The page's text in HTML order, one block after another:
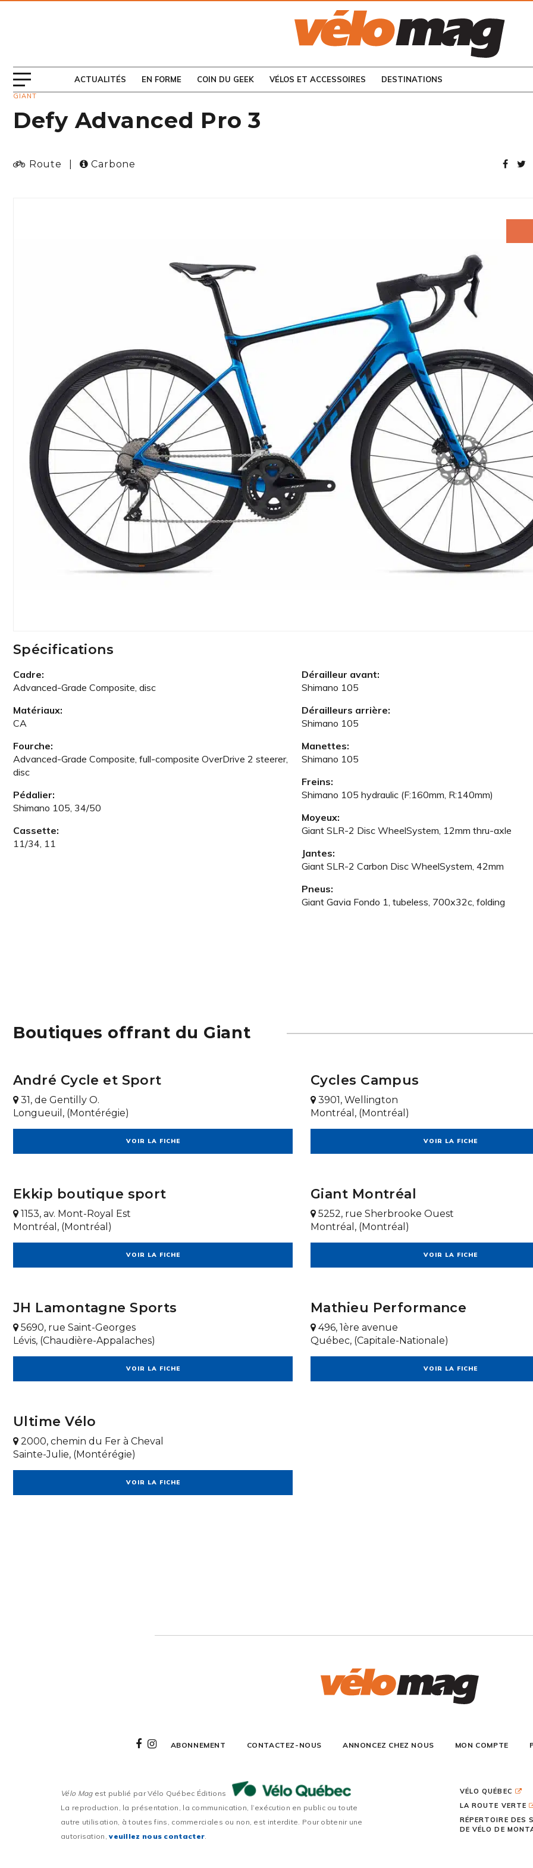
ACTUALITÉS EN FORME COIN DU GEEK VÉLOS ET ACCESSOIRES DESTINATIONS
CONSULTEZ LES
GIANT
Defy Advanced Pro 3
Route Carbone
Spécifications
Cadre:
Advanced-Grade Composite, disc
Matériaux:
CA
Fourche:
Advanced-Grade Composite, full-composite OverDrive 2 steerer,
disc
Pédalier:
Shimano 105, 34/50
Cassette:
11/34, 11
Dérailleur avant:
Shimano 105
Dérailleurs arrière:
Shimano 105
Manettes:
Shimano 105
Freins:
Shimano 105 hydraulic (F:160mm, R:140mm)
Moyeux:
Giant SLR-2 Disc WheelSystem, 12mm thru-axle
Jantes:
Giant SLR-2 Carbon Disc WheelSystem, 42mm
Pneus:
Giant Gavia Fondo 1, tubeless, 700x32c, folding
Boutiques offrant du Giant
André Cycle et Sport
31, de Gentilly O.
Longueuil, (Montérégie)
VOIR LA FICHE
Cycles Campus
3901, Wellington
Montréal, (Montréal)
VOIR LA FICHE
Ekkip boutique sport
1153, av. Mont-Royal Est
Montréal, (Montréal)
VOIR LA FICHE
Giant Montréal
5252, rue Sherbrooke Ouest
Montréal, (Montréal)
VOIR LA FICHE
JH Lamontagne Sports
5690, rue Saint-Georges
Lévis, (Chaudière-Appalaches)
VOIR LA FICHE
Mathieu Performance
496, 1ère avenue
Québec, (Capitale-Nationale)
VOIR LA FICHE
Ultime Vélo
2000, chemin du Fer à Cheval
Sainte-Julie, (Montérégie)
VOIR LA FICHE
ABONNEMENT CONTACTEZ-NOUS ANNONCEZ CHEZ NOUS MON COMPTE
Vélo Magest publié par Vélo Québec Éditions
La reproduction, la présentation, la communication, l’exécution en public ou toute
autre utilisation, à toutes fins, commerciales ou non, est interdite. Pour obtenir une
autorisation,veuillez nous contacter.
VÉLO QUÉBEC
LA ROUTE VERTE
RÉPERTOIRE DES
DE VÉLO DE